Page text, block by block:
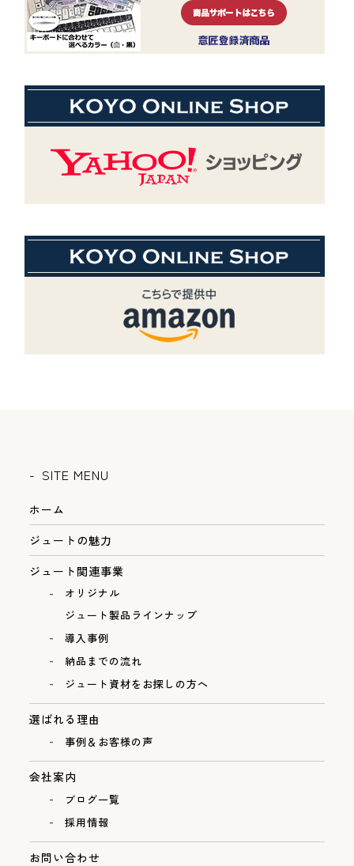
SITE MENU
ホーム
ジュートの魅力
ジュート関連事業
オリジナル
ジュート製品ラインナップ
導入事例
納品までの流れ
ジュート資材をお探しの方へ
選ばれる理由
事例＆お客様の声
会社案内
ブログ一覧
採用情報
お問い合わせ